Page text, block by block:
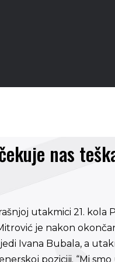
nas
utakmici 21. kola
je nakon
Ivana Bubala, a
poziciji. “Mi